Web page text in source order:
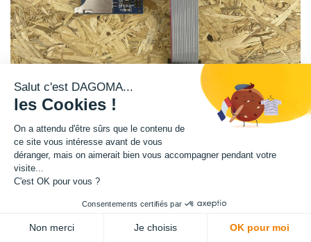
1 lecteur SD
1 nappe
1 adaptateur
pour les fans d'électronique qui souhaitent aller plus loin.
13,33€HT
Salut c'est DAGOMA...
les Cookies !
On a attendu d'être sûrs que le contenu de
ce site vous intéresse avant de vous
déranger, mais on aimerait bien vous accompagner pendant votre
visite...
C'est OK pour vous ?
Consentements certifiés par
Non merci Je choisis OK pour moi